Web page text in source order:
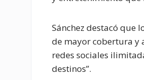
Sánchez destacó que
de mayor cobertura y
redes sociales
destinos”.